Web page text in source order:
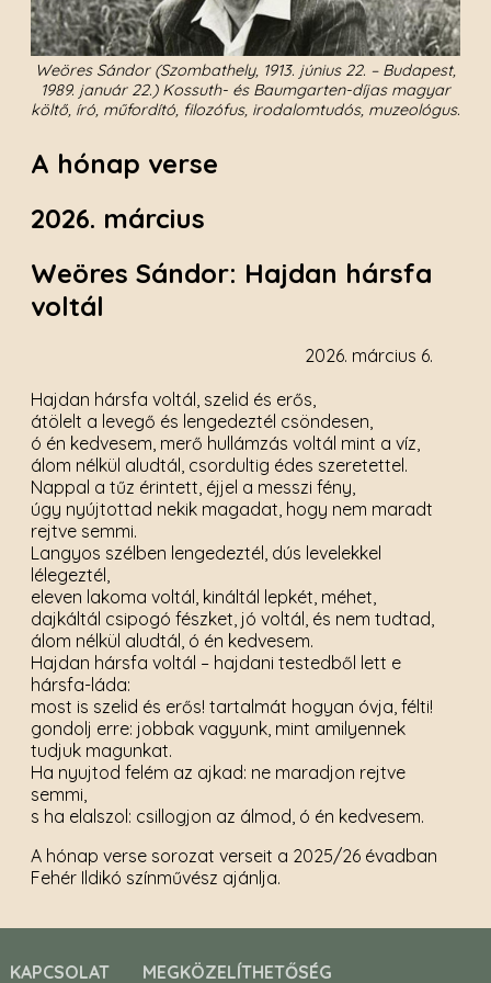
Weöres Sándor (Szombathely, 1913. június 22. – Budapest,
1989. január 22.) Kossuth- és Baumgarten-díjas magyar
költő, író, műfordító, filozófus, irodalomtudós, muzeológus.
A hónap verse
2026. március
Weöres Sándor: Hajdan hársfa
voltál
2026. március 6.
Hajdan hársfa voltál, szelid és erős,
átölelt a levegő és lengedeztél csöndesen,
ó én kedvesem, merő hullámzás voltál mint a víz,
álom nélkül aludtál, csordultig édes szeretettel.
Nappal a tűz érintett, éjjel a messzi fény,
úgy nyújtottad nekik magadat, hogy nem maradt
rejtve semmi.
Langyos szélben lengedeztél, dús levelekkel
lélegeztél,
eleven lakoma voltál, kináltál lepkét, méhet,
dajkáltál csipogó fészket, jó voltál, és nem tudtad,
álom nélkül aludtál, ó én kedvesem.
Hajdan hársfa voltál – hajdani testedből lett e
hársfa-láda:
most is szelid és erős! tartalmát hogyan óvja, félti!
gondolj erre: jobbak vagyunk, mint amilyennek
tudjuk magunkat.
Ha nyujtod felém az ajkad: ne maradjon rejtve
semmi,
s ha elalszol: csillogjon az álmod, ó én kedvesem.
A hónap verse sorozat verseit a 2025/26 évadban
Fehér Ildikó színművész ajánlja.
KAPCSOLAT
MEGKÖZELÍTHETŐSÉG